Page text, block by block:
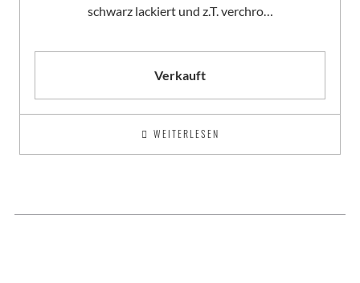
schwarz lackiert und z.T. verchro…
Verkauft
WEITERLESEN